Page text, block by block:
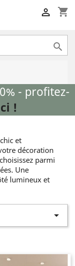
shopping_cart


- profitez-
!
et
décoration
parmi
Une
lumineux et
